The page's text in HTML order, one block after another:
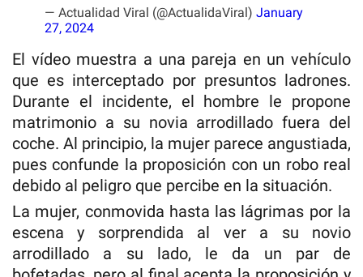
— Actualidad Viral (@ActualidaViral) January
27, 2024
El vídeo muestra a una pareja en un vehículo
que es interceptado por presuntos ladrones.
Durante el incidente, el hombre le propone
matrimonio a su novia arrodillado fuera del
coche. Al principio, la mujer parece angustiada,
pues confunde la proposición con un robo real
debido al peligro que percibe en la situación.
La mujer, conmovida hasta las lágrimas por la
escena y sorprendida al ver a su novio
arrodillado a su lado, le da un par de